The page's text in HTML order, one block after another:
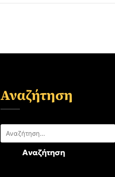
Αναζήτηση
Αναζήτηση
για: